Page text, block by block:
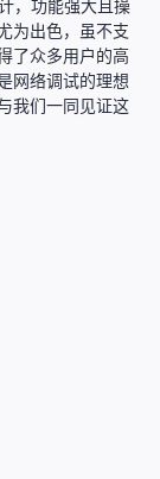
，功能强大且操
为出色，虽不支
了众多用户的高
网络调试的理想
我们一同见证这